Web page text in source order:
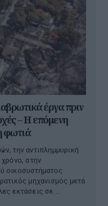
έργα πριν
– Η επόμενη
φωτιά
την αντιπλημμυρική
στην
οικοσυστήματος
μηχανισμός μετά
εκτάσεις σε ...